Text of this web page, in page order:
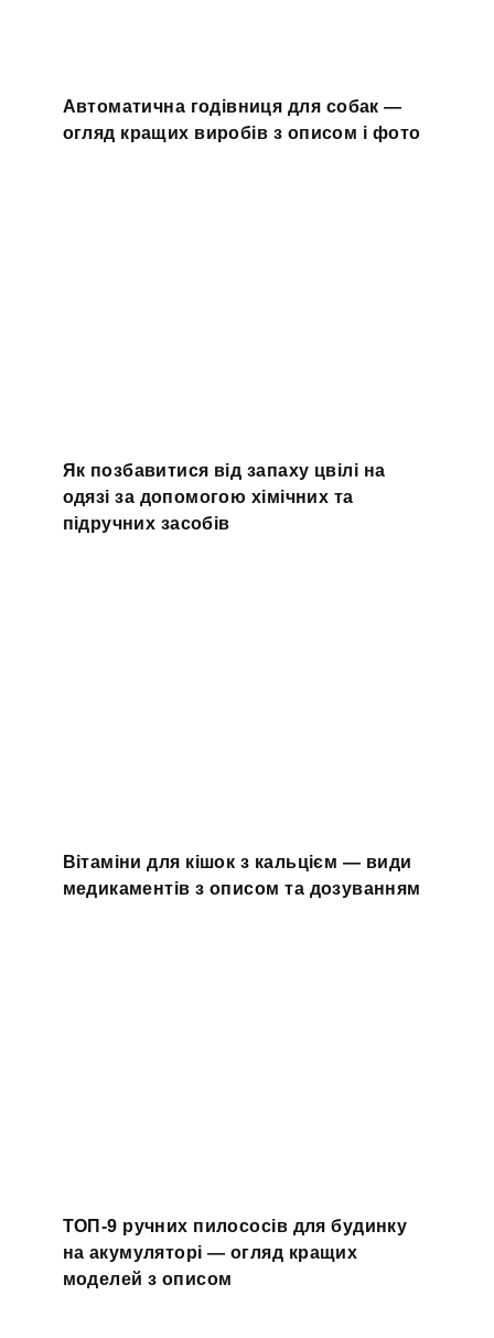
Автоматична годівниця для собак —
огляд кращих виробів з описом і фото
Як позбавитися від запаху цвілі на
одязі за допомогою хімічних та
підручних засобів
Вітаміни для кішок з кальцієм — види
медикаментів з описом та дозуванням
ТОП-9 ручних пилососів для будинку
на акумуляторі — огляд кращих
моделей з описом